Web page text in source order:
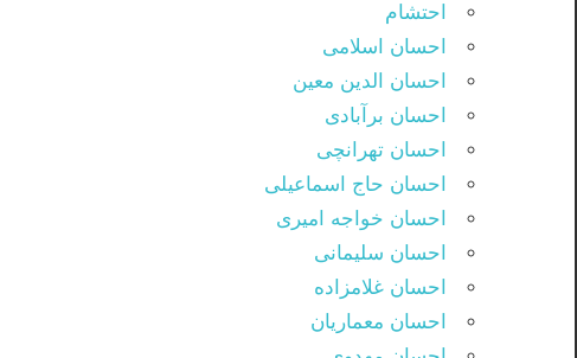
احتشام
احسان اسلامی
احسان الدین معین
احسان برآبادی
احسان تهرانچی
احسان حاج اسماعیلی
احسان خواجه امیری
احسان سلیمانی
احسان غلامزاده
احسان معماریان